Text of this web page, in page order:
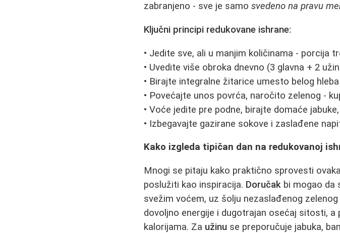
zabranjeno - sve je samosvedeno na pravu
Ključni principi redukovane ishrane:
• Jedite sve, ali u manjim količinama - porcija
• Uvedite više obroka dnevno (3 glavna + 2
• Birajte integralne žitarice umesto belog
• Povećajte unos povrća, naročito zelenog -
• Voće jedite pre podne, birajte domaće
• Izbegavajte gazirane sokove i zaslađene
Kako izgleda tipičan dan na redukovanoj
Mnogi se pitaju kako praktično sprovesti
poslužiti kao inspiracija. Doručak bi mogao da
svežim voćem, uz šolju nezaslađenog
dovoljno energije i dugotrajan osećaj sitosti,
kalorijama. Za užinu se preporučuje jabuka,